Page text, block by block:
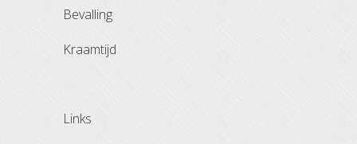
bevalling
kraamtijd
links